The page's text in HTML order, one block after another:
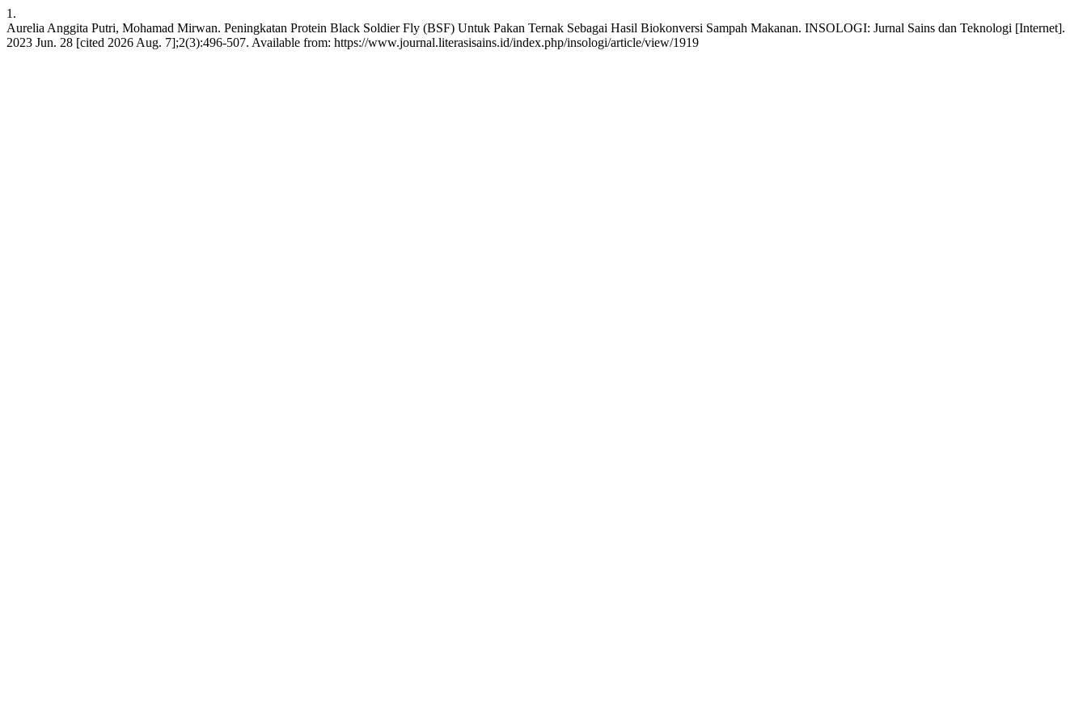
1.
Aurelia Anggita Putri, Mohamad Mirwan. Peningkatan Protein Black Soldier Fly (BSF) Untuk Pakan Ternak Sebagai Hasil Biokonversi Sampah Makanan. INSOLOGI: Jurnal Sains dan Teknologi [Internet].
2023 Jun. 28 [cited 2026 Aug. 7];2(3):496-507. Available from: https://www.journal.literasisains.id/index.php/insologi/article/view/1919